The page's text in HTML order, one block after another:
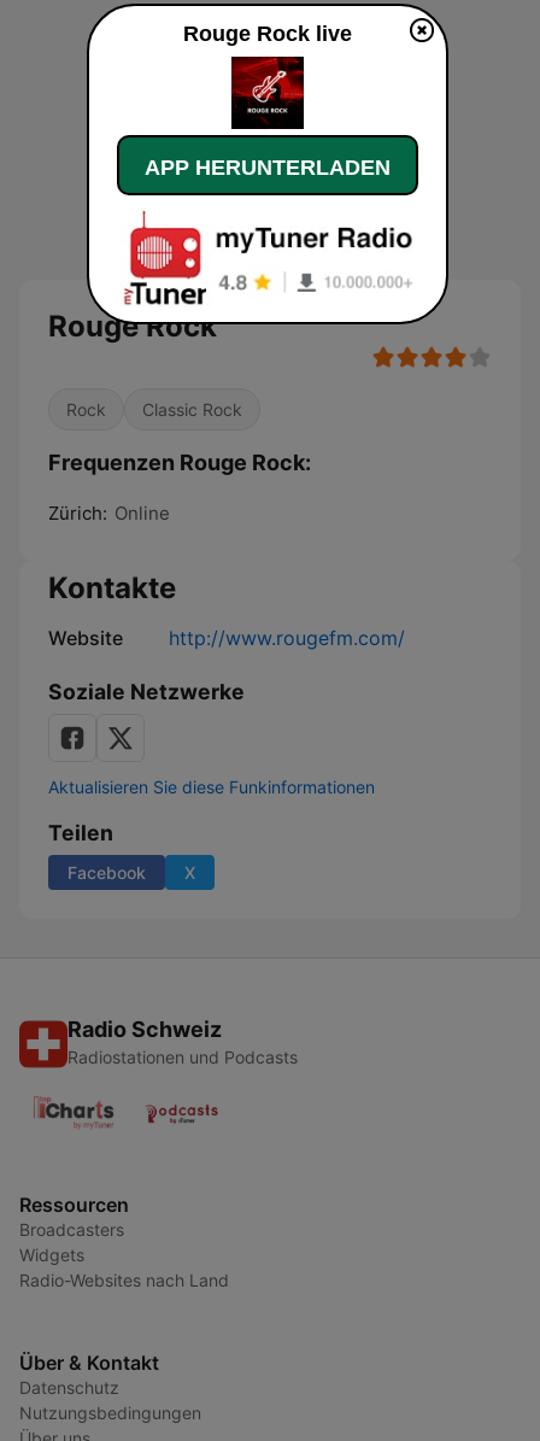
Rouge Rock
Rock Classic Rock
Frequenzen Rouge Rock:
Zürich: Online
Kontakte
Website http://www.rougefm.com/
Soziale Netzwerke
Aktualisieren Sie diese Funkinformationen
Teilen
Facebook X
Radio Schweiz
Radiostationen und Podcasts
Ressourcen
Broadcasters
Widgets
Radio-Websites nach Land
Über & Kontakt
Datenschutz
Nutzungsbedingungen
Rouge Rock live
APP HERUNTERLADEN